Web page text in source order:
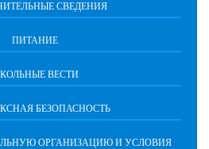
СВЕДЕНИЯ
ПИТАНИЕ
ВЕСТИ
БЕЗОПАСНОСТЬ
ОРГАНИЗАЦИЮ И УСЛОВИЯ